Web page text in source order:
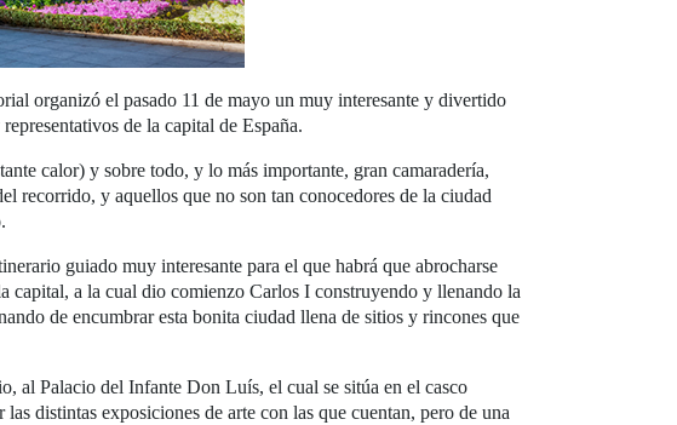
organizó el pasado 11 de mayo un muy interesante y divertido
de la capital de España.
calor) y sobre todo, y lo más importante, gran camaradería,
recorrido, y aquellos que no son tan conocedores de la ciudad
guiado muy interesante para el que habrá que abrocharse
capital, a la cual dio comienzo Carlos I construyendo y llenando la
de encumbrar esta bonita ciudad llena de sitios y rincones que
al Palacio del Infante Don Luís, el cual se sitúa en el casco
distintas exposiciones de arte con las que cuentan, pero de una